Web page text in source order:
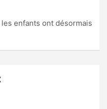
enfants ont désormais